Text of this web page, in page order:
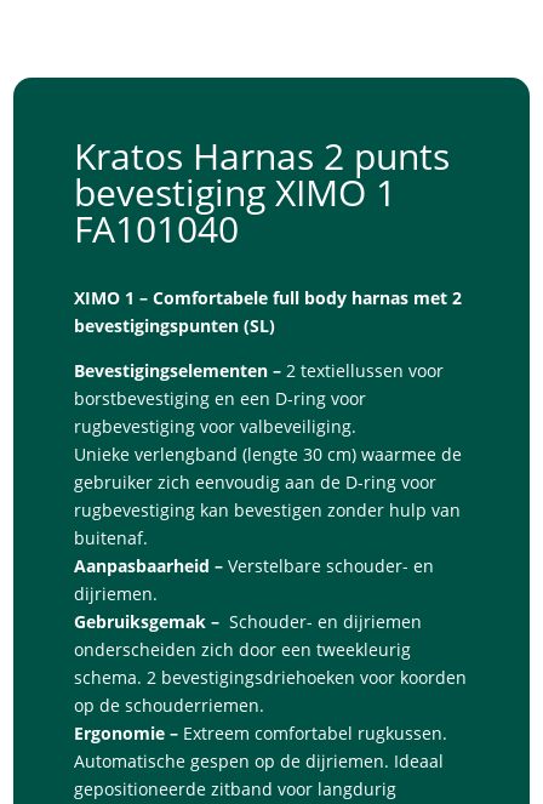
Kratos Harnas 2 punts
bevestiging XIMO 1
FA101040
XIMO 1 – Comfortabele full body harnas met 2
bevestigingspunten (SL)
Bevestigingselementen – 2 textiellussen voor
borstbevestiging en een D-ring voor
rugbevestiging voor valbeveiliging.
Unieke verlengband (lengte 30 cm) waarmee de
gebruiker zich eenvoudig aan de D-ring voor
rugbevestiging kan bevestigen zonder hulp van
buitenaf.
Aanpasbaarheid – Verstelbare schouder- en
dijriemen.
Gebruiksgemak – Schouder- en dijriemen
onderscheiden zich door een tweekleurig
schema. 2 bevestigingsdriehoeken voor koorden
op de schouderriemen.
Ergonomie – Extreem comfortabel rugkussen.
Automatische gespen op de dijriemen. Ideaal
gepositioneerde zitband voor langdurig